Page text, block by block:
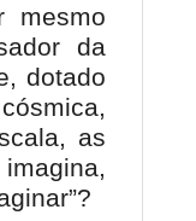
mesmo
da
dotado
as